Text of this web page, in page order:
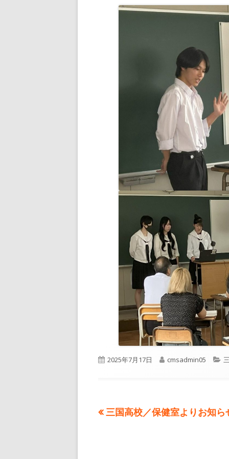
公
2025年7月17日
作
cmsadmin05
カ
投前
三国高校／保健室よりお知ら